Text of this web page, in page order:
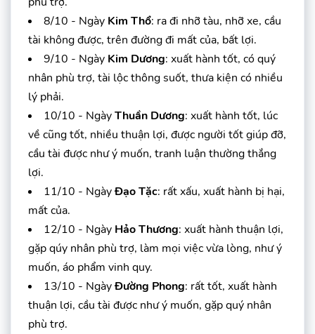
8/10 - Ngày Kim Thổ: ra đi nhỡ tàu, nhỡ xe, cầu
tài không được, trên đường đi mất của, bất lợi.
9/10 - Ngày Kim Dương: xuất hành tốt, có quý
nhân phù trợ, tài lộc thông suốt, thưa kiện có nhiều
lý phải.
10/10 - NgàyThuần Dương: xuất hành tốt, lúc
về cũng tốt, nhiều thuận lợi, được người tốt giúp đỡ,
cầu tài được như ý muốn, tranh luận thường thắng
lợi.
11/10 - NgàyĐạo Tặc: rất xấu, xuất hành bị hại,
mất của.
12/10 - Ngày Hảo Thương: xuất hành thuận lợi,
gặp qúy nhân phù trợ, làm mọi việc vừa lòng, như ý
muốn, áo phẩm vinh quy.
13/10 - NgàyĐường Phong: rất tốt, xuất hành
thuận lợi, cầu tài được như ý muốn, gặp quý nhân
phù trợ.